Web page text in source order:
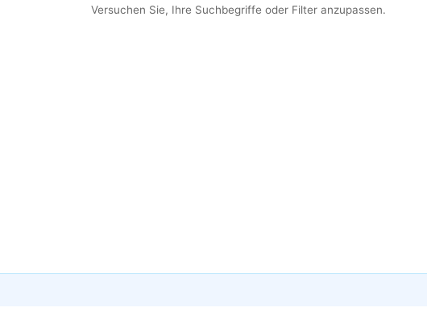
Versuchen Sie, Ihre Suchbegriffe oder Filter anzupassen.